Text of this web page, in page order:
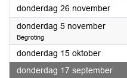
donderdag 26 november2026
donderdag 5 november2026
Begroting
donderdag 15 oktober2026
donderdag 17 september2026